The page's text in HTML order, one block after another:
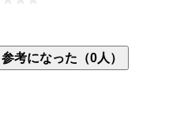
、ガパオをご飯にかけて食べて
強すぎて無理でした。リピはなし。
参考になった（0人）